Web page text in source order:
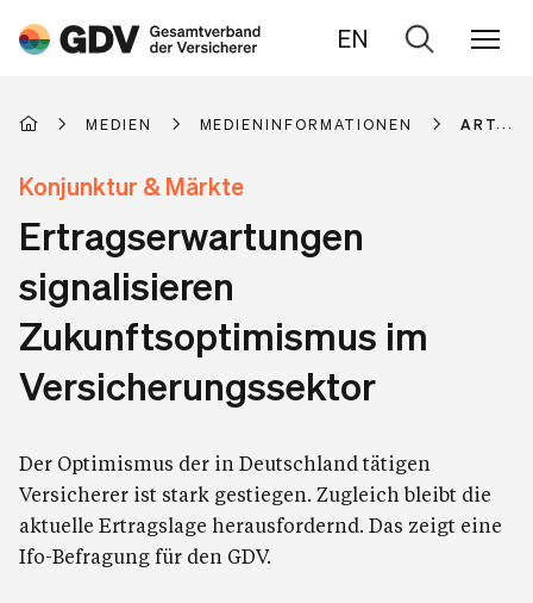
EN
Zur
MEDIEN MEDIENINFORMATIONEN
Konjunktur & Märkte
Ertragserwartungen
signalisieren
Zukunftsoptimismus im
Versicherungssektor
Der Optimismus der in Deutschland tätigen
Versicherer ist stark gestiegen. Zugleich bleibt die
aktuelle Ertragslage herausfordernd. Das zeigt eine
Ifo-Befragung für den GDV.